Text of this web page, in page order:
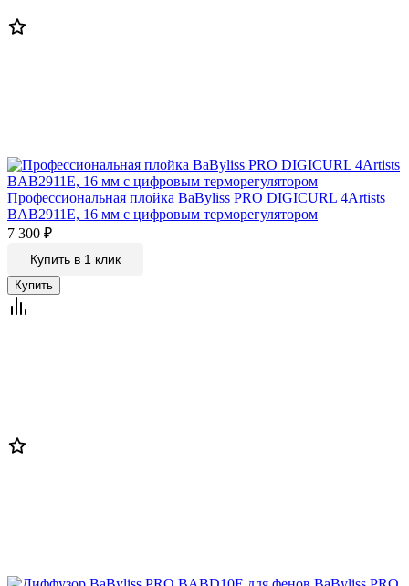
Профессиональная плойка BaByliss PRO DIGICURL 4Artists
BAB2911E, 16 мм с цифровым терморегулятором
7 300 ₽
Купить в 1 клик